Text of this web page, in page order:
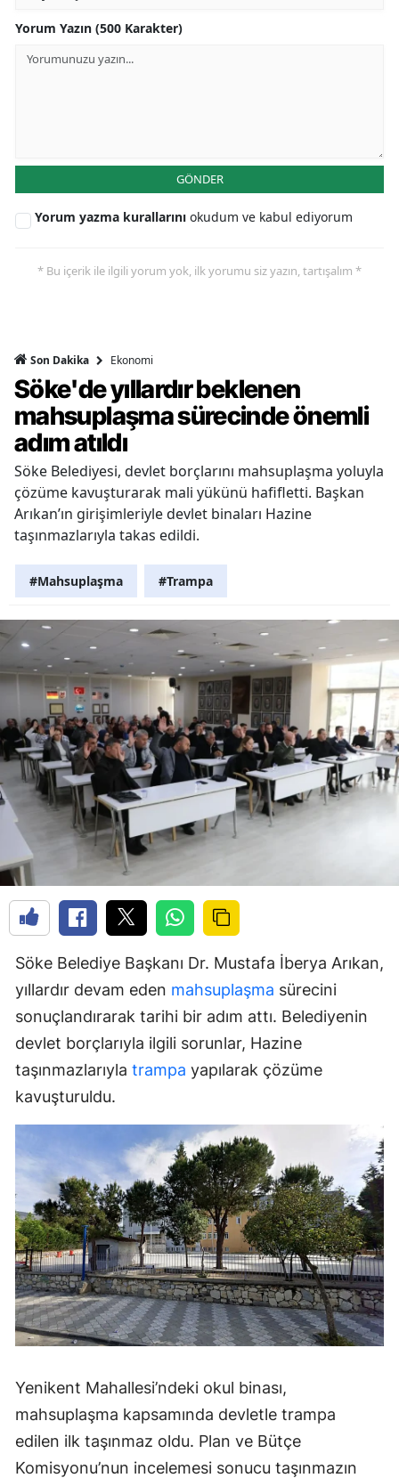
Yorum Yazın (500 Karakter)
GÖNDER
Yorum yazma kurallarını okudum ve kabul ediyorum
* Bu içerik ile ilgili yorum yok, ilk yorumu siz yazın, tartışalım *
Son Dakika Ekonomi
Söke'de yıllardır beklenen
mahsuplaşma sürecinde önemli
adım atıldı
Söke Belediyesi, devlet borçlarını mahsuplaşma yoluyla
çözüme kavuşturarak mali yükünü hafifletti. Başkan
Arıkan’ın girişimleriyle devlet binaları Hazine
taşınmazlarıyla takas edildi.
#Mahsuplaşma #Trampa
Söke Belediye Başkanı Dr. Mustafa İberya Arıkan,
yıllardır devam eden mahsuplaşma sürecini
sonuçlandırarak tarihi bir adım attı. Belediyenin
devlet borçlarıyla ilgili sorunlar, Hazine
taşınmazlarıyla trampa yapılarak çözüme
kavuşturuldu.
Yenikent Mahallesi’ndeki okul binası,
mahsuplaşma kapsamında devletle trampa
edilen ilk taşınmaz oldu. Plan ve Bütçe
Komisyonu’nun incelemesi sonucu taşınmazın